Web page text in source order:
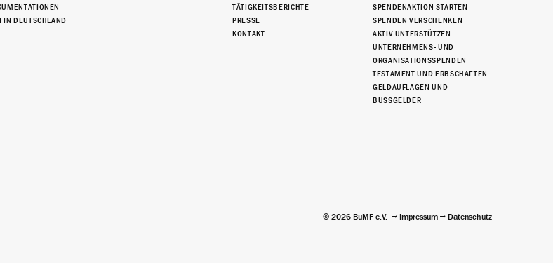
IN DEUTSCHLAND
TÄTIGKEITSBERICHTE
PRESSE
KONTAKT
SPENDENAKTION STARTEN
SPENDEN VERSCHENKEN
AKTIV UNTERSTÜTZEN
UNTERNEHMENS- UND
ORGANISATIONSSPENDEN
TESTAMENT UND ERBSCHAFTEN
GELDAUFLAGEN UND
BUSSGELDER
© 2026 BuMF e.V. Impressum Datenschutz